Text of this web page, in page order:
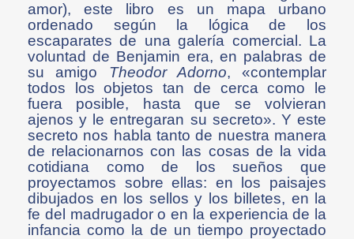
amor), este libro es un mapa urbano
ordenado según la lógica de los
escaparates de una galería comercial. La
voluntad de Benjamin era, en palabras de
su amigo
Theodor Adorno, «contemplar
todos los objetos tan de cerca como le
fuera posible, hasta que se volvieran
ajenos y le entregaran su secreto». Y este
secreto nos habla tanto de nuestra manera
de relacionarnos con las cosas de la vida
cotidiana como de los sueños que
proyectamos sobre ellas: en los paisajes
dibujados en los sellos y los billetes, en la
fe del madrugador o en la experiencia de la
infancia como la de un tiempo proyectado